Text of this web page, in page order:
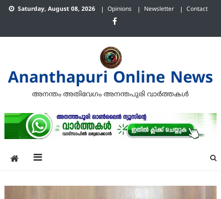
Skip Saturday, August 08, 2026 Opinions Newsletter Contact
Ananthapuri Online News
അനന്തം അതിവേഗം അനന്തപുരി വാര്‍ത്തകള്‍